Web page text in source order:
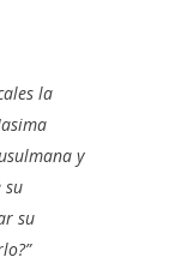
la
y
su
su